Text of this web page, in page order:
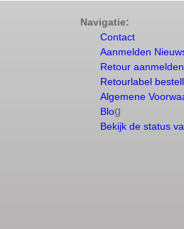
Navigatie:
Contact
Aanmelden
Retour
Retourlabel
Algemene
Blog
Bekijk de status